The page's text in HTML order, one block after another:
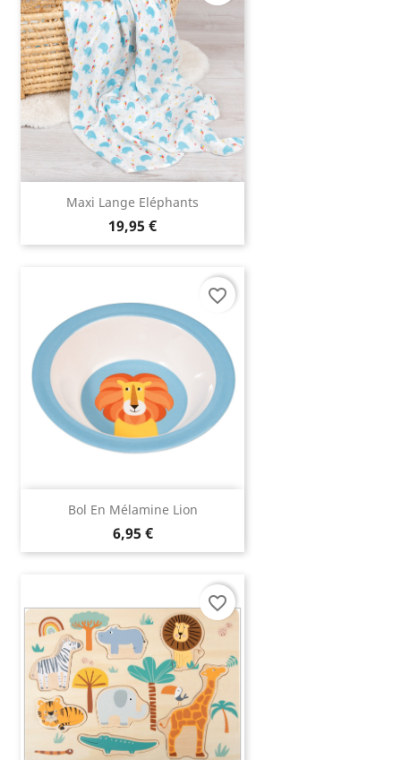
Maxi Lange Eléphants
19,95 €
Bol En Mélamine Lion
6,95 €
favorite_border
favorite_border